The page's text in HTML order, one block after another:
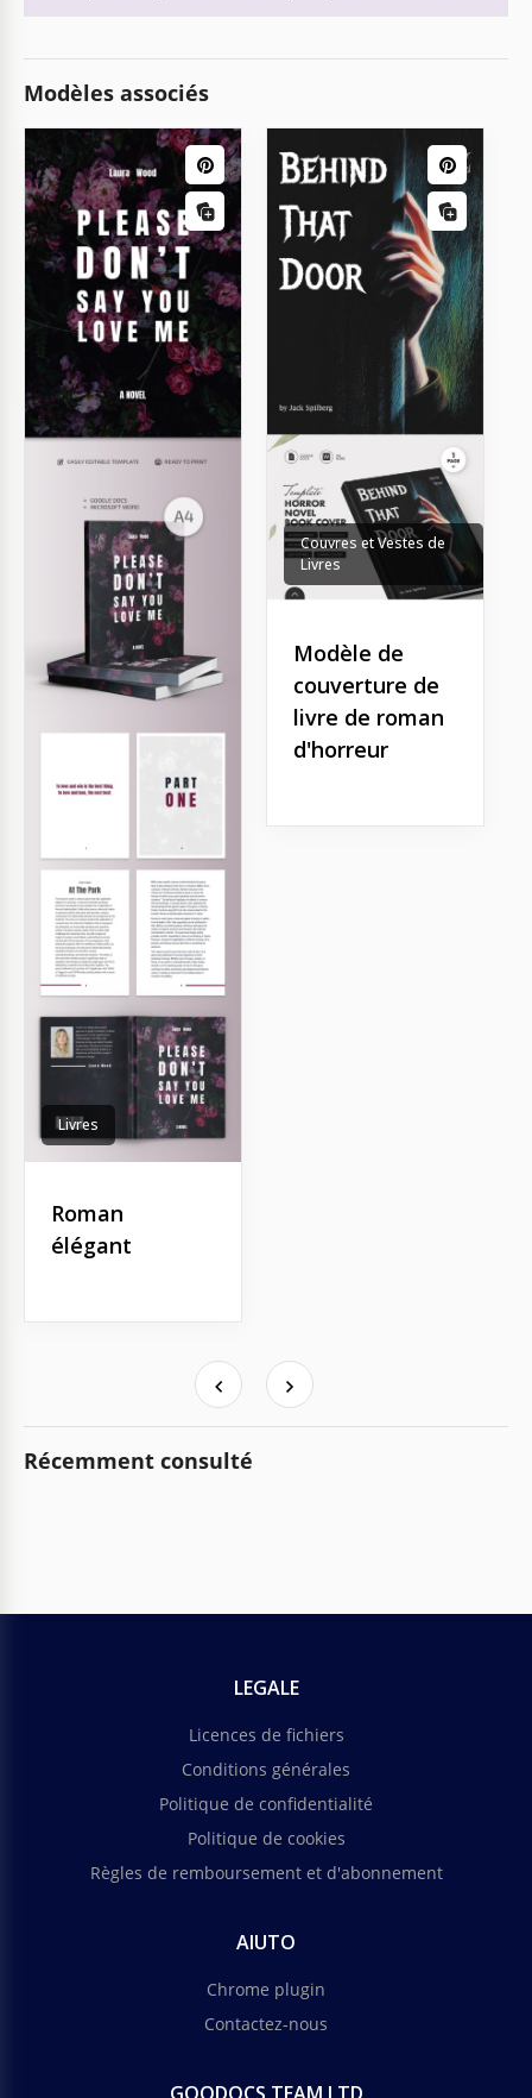
Modèles associés
Livres
Roman
élégant
Couvres et Vestes de
Livres
Modèle de
couverture de
livre de roman
d'horreur
Récemment consulté
LEGALE
Licences de fichiers
Conditions générales
Politique de confidentialité
Politique de cookies
Règles de remboursement et d'abonnement
AIUTO
Chrome plugin
Contactez-nous